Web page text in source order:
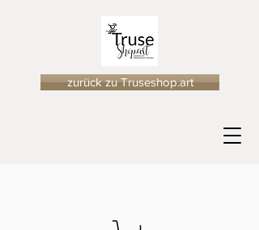
zurück zu Truseshop.art